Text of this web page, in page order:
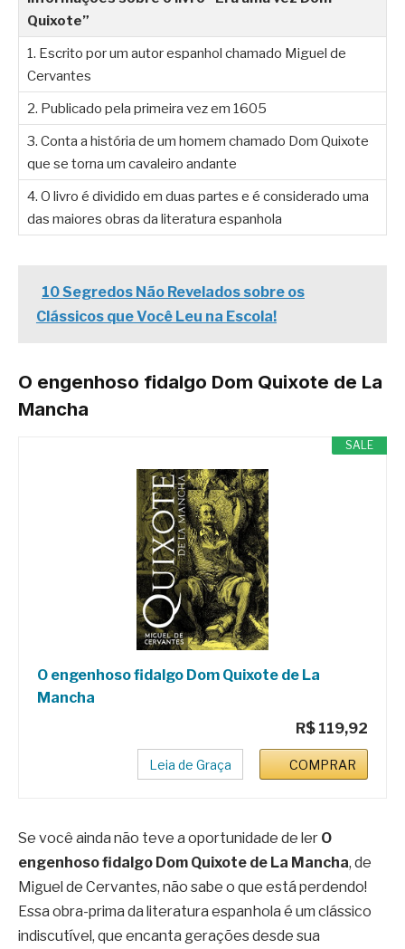
Quixote”
1. Escrito por um autor espanhol chamado Miguel de
Cervantes
2. Publicado pela primeira vez em 1605
3. Conta a história de um homem chamado Dom Quixote
que se torna um cavaleiro andante
4. O livro é dividido em duas partes e é considerado uma
das maiores obras da literatura espanhola
10 Segredos Não Revelados sobre os
Clássicos que Você Leu na Escola!
O engenhoso fidalgo Dom Quixote de La
Mancha
SALE
O engenhoso fidalgo Dom Quixote de La
Mancha
R$ 119,92
Leia de Graça COMPRAR
Se você ainda não teve a oportunidade de ler O
engenhoso fidalgo Dom Quixote de La Mancha, de
Miguel de Cervantes, não sabe o que está perdendo!
Essa obra-prima da literatura espanhola é um clássico
indiscutível, que encanta gerações desde sua